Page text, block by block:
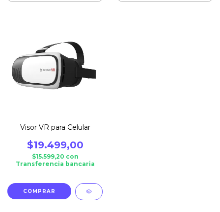
Visor VR para Celular
$19.499,00
$15.599,20 con
Transferencia bancaria